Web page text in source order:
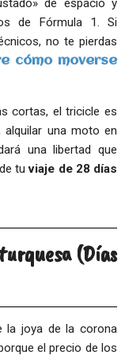
de espacio y
de Fórmula 1. Si
no te pierdas
cómo moverse
cortas, el tricicle es
una moto en
una libertad que
tuviaje de 28 días
(Días
la joya de la corona
el precio de los